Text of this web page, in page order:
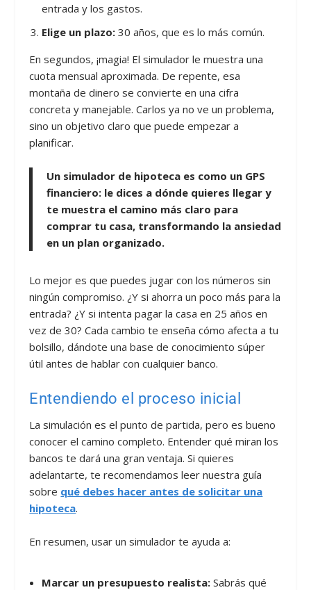
entrada y los gastos.
Elige un plazo:30 años, que es lo más común.
En segundos, ¡magia! El simulador le muestra una
cuota mensual aproximada. De repente, esa
montaña de dinero se convierte en una cifra
concreta y manejable. Carlos ya no ve un problema,
sino un objetivo claro que puede empezar a
planificar.
Un simulador de hipoteca es como un GPS
financiero: le dices a dónde quieres llegar y
te muestra el camino más claro para
comprar tu casa, transformando la ansiedad
en un plan organizado.
Lo mejor es que puedes jugar con los números sin
ningún compromiso. ¿Y si ahorra un poco más para la
entrada? ¿Y si intenta pagar la casa en 25 años en
vez de 30? Cada cambio te enseña cómo afecta a tu
bolsillo, dándote una base de conocimiento súper
útil antes de hablar con cualquier banco.
Entendiendo el proceso inicial
La simulación es el punto de partida, pero es bueno
conocer el camino completo. Entender qué miran los
bancos te dará una gran ventaja. Si quieres
adelantarte, te recomendamos leer nuestra guía
sobre qué debes hacer antes de solicitar una
hipoteca.
En resumen, usar un simulador te ayuda a:
Marcar un presupuesto realista:Sabrás qué